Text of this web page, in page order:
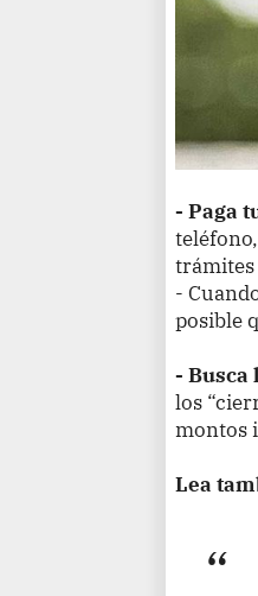
- Paga
-
posible
- Busca
los
montos
Lea